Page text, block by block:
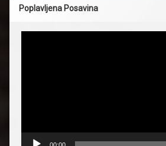
Poplavljena Posavina